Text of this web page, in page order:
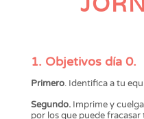
1. Objetivos día 0.
Primero. Identifica a tu
Segundo.Imprime y
por los que puede